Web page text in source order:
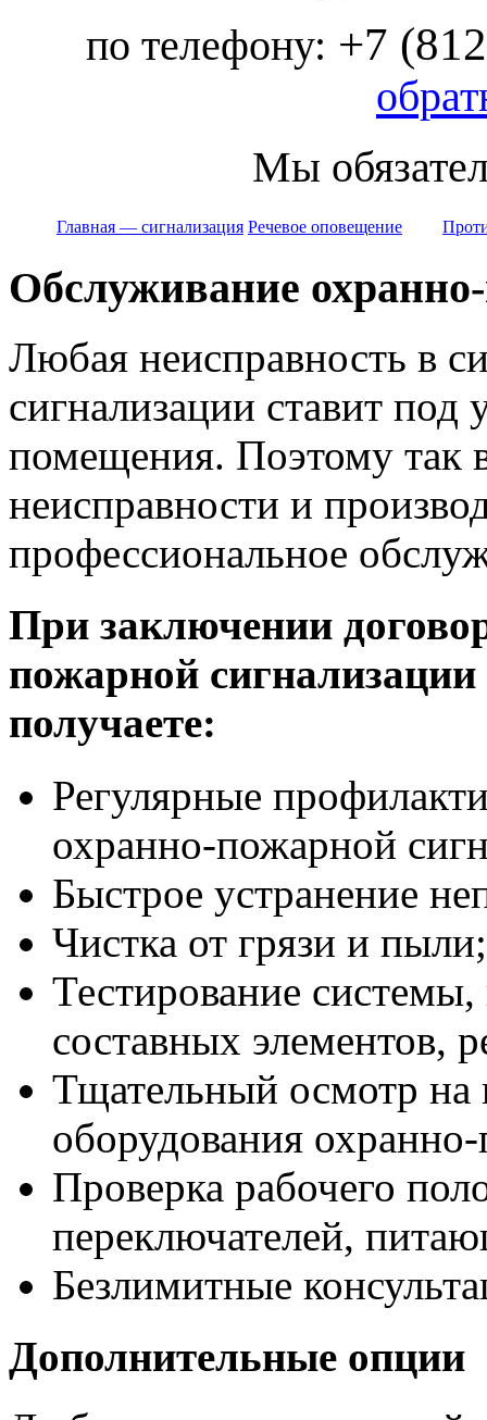
по телефону: +7
Мы
Главная — сигнализация Речевое оповещение
Обслуживание
Любая неисправность в
сигнализации ставит под
помещения. Поэтому так
неисправности и
профессиональное
При заключении
пожарной
получаете:
Регулярные
охранно-пожарной
Быстрое устранение
Чистка от грязи и пыли;
Тестирование
составных элементов,
Тщательный осмотр
оборудования
Проверка рабочего
переключателей,
Безлимитные
Дополнительные опции